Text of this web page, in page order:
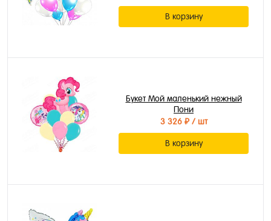
В корзину
Букет Мой маленький нежный
Пони
3 326 ₽/ шт
В корзину